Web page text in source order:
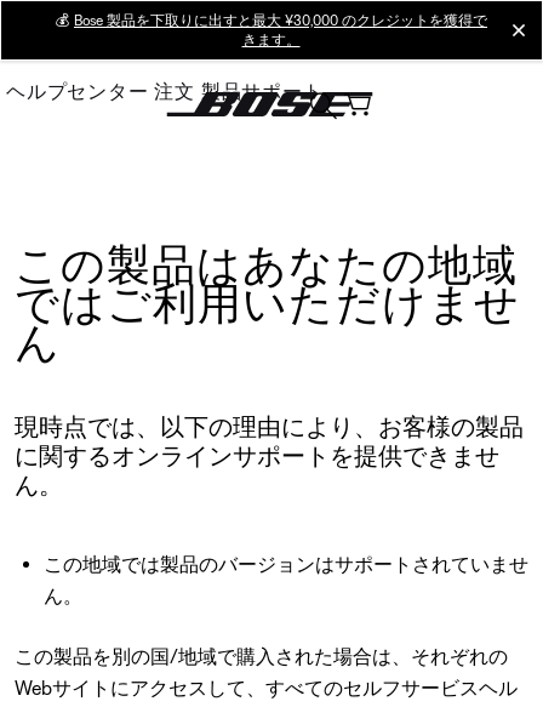
Main
💰 Bose 製品を下取りに出すと最大 ¥30,000 のクレジットを獲得で
きます。
ヘルプセンター 注文 製品サポート
この製品はあなたの地域
ではご利用いただけませ
ん
現時点では、以下の理由により、お客様の製品
に関するオンラインサポートを提供できませ
ん。
この地域では製品のバージョンはサポートされていませ
ん。
この製品を別の国/地域で購入された場合は、それぞれの
Webサイトにアクセスして、すべてのセルフサービスヘル